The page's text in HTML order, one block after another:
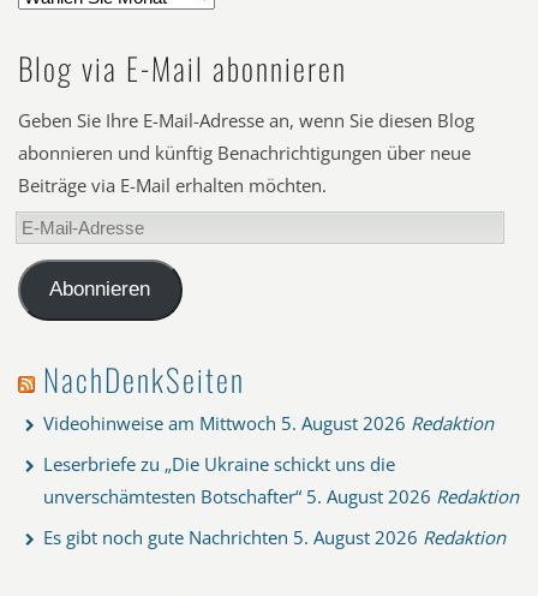
Blog via E-Mail abonnieren
Geben Sie Ihre E-Mail-Adresse an, wenn Sie diesen Blog
abonnieren und künftig Benachrichtigungen über neue
Beiträge via E-Mail erhalten möchten.
E-
Mail-
AdresseAbonnieren
NachDenkSeiten
Videohinweise am Mittwoch 5. August 2026 Redaktion
Leserbriefe zu „Die Ukraine schickt uns die
unverschämtesten Botschafter“ 5. August 2026 Redaktion
Es gibt noch gute Nachrichten 5. August 2026 Redaktion